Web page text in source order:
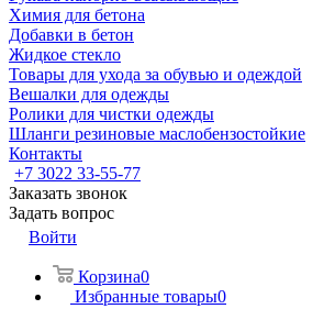
Химия для бетона
Добавки в бетон
Жидкое стекло
Товары для ухода за обувью и одеждой
Вешалки для одежды
Ролики для чистки одежды
Шланги резиновые маслобензостойкие
Контакты
+7 3022 33-55-77
Заказать звонок
Задать вопрос
Войти
Корзина0
Избранные товары0